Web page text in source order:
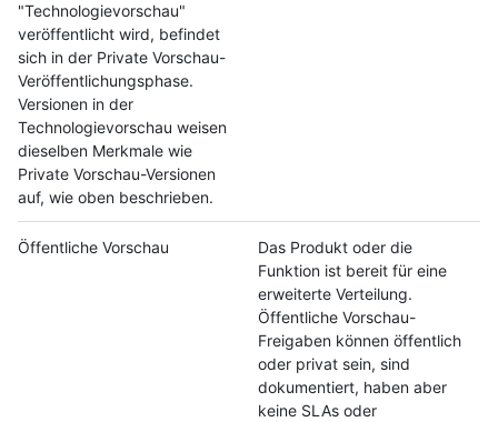
"Technologievorschau"
veröffentlicht wird, befindet
sich in der Private Vorschau-
Veröffentlichungsphase.
Versionen in der
Technologievorschau weisen
dieselben Merkmale wie
Private Vorschau-Versionen
auf, wie oben beschrieben.
Öffentliche Vorschau
Das Produkt oder die
Funktion ist bereit für eine
erweiterte Verteilung.
Öffentliche Vorschau-
Freigaben können öffentlich
oder privat sein, sind
dokumentiert, haben aber
keine SLAs oder